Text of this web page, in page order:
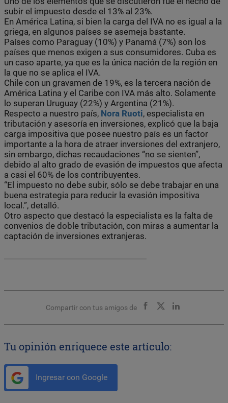
subir el impuesto desde el 13% al 23%.
En América Latina, si bien la carga del IVA no es igual a la
griega, en algunos países se asemeja bastante.
Países como Paraguay (10%) y Panamá (7%) son los
países que menos exigen a sus consumidores. Cuba es
un caso aparte, ya que es la única nación de la región en
la que no se aplica el IVA.
Chile con un gravamen de 19%, es la tercera nación de
América Latina y el Caribe con IVA más alto. Solamente
lo superan Uruguay (22%) y Argentina (21%).
Respecto a nuestro país, Nora Ruoti, especialista en
tributación y asesoría en inversiones, explicó que la baja
carga impositiva que posee nuestro país es un factor
importante a la hora de atraer inversiones del extranjero,
sin embargo, dichas recaudaciones “no se sienten”,
debido al alto grado de evasión de impuestos que afecta
a casi el 60% de los contribuyentes.
“El impuesto no debe subir, sólo se debe trabajar en una
buena estrategia para reducir la evasión impositiva
local.”, detalló.
Otro aspecto que destacó la especialista es la falta de
convenios de doble tributación, con miras a aumentar la
captación de inversiones extranjeras.
Compartir con tus amigos de
Tu opinión enriquece este artículo:
Ingresar con Google